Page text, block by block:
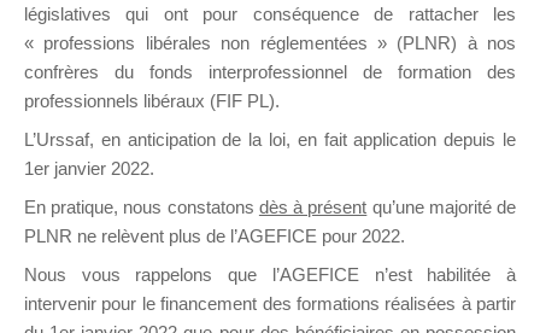
MARC
LEMONNIER
il y a 9 mois
législatives qui ont pour conséquence de rattacher les
« professions libérales non réglementées » (PLNR) à nos
confrères du fonds interprofessionnel de formation des
professionnels libéraux (FIF PL).
L’Urssaf, en anticipation de la loi, en fait application depuis le
1er janvier 2022.
En pratique, nous constatons dès à présent qu’une majorité de
PLNR ne relèvent plus de l’AGEFICE pour 2022.
Nous vous rappelons que l’AGEFICE n’est habilitée à
intervenir pour le financement des formations réalisées à partir